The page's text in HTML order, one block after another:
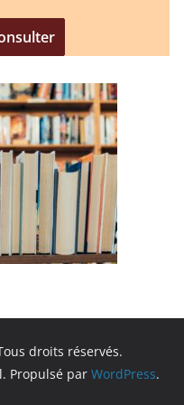
droits réservés.
Propulsé par WordPress.